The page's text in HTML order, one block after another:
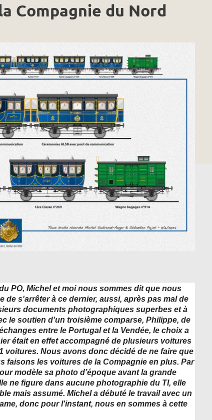
Compagnie du Nord
PO, Michel et moi nous sommes dit que nous
s'arrêter à ce dernier, aussi, après pas mal de
documents photographiques superbes et à
le soutien d'un troisième comparse, Philippe, de
entre le Portugal et la Vendée, le choix a
était en effet accompagné de plusieurs voitures
voitures. Nous avons donc décidé de ne faire que
faisons les voitures de la Compagnie en plus. Par
modèle sa photo d’époque avant la grande
ne figure dans aucune photographie du TI, elle
mais assumé. Michel a débuté le travail avec un
donc pour l'instant, nous en sommes à cette